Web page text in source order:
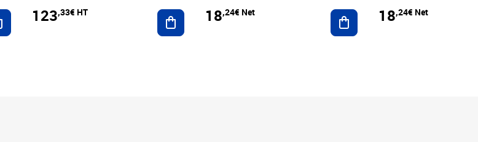
Ajouter au panier
123,33€ HT Ajouter au panier
18,24€ Net Ajouter au panier
18,24€ Net